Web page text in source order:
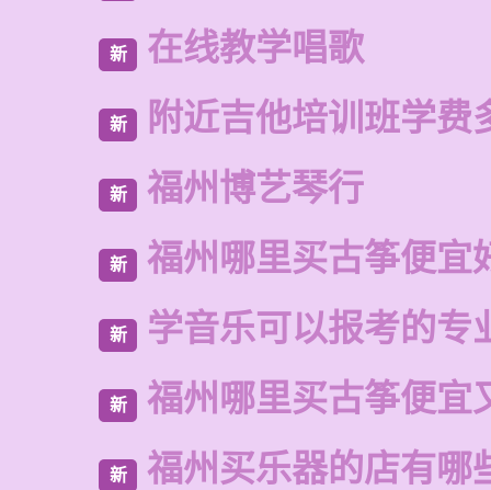
新 在线教学唱歌
新 附近吉他培训班学费
新 福州博艺琴行
新 福州哪里买古筝便宜
新 学音乐可以报考的专
新 福州哪里买古筝便宜
新 福州买乐器的店有哪